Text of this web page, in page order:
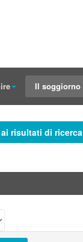
Il soggiorno
risultati di ricerca